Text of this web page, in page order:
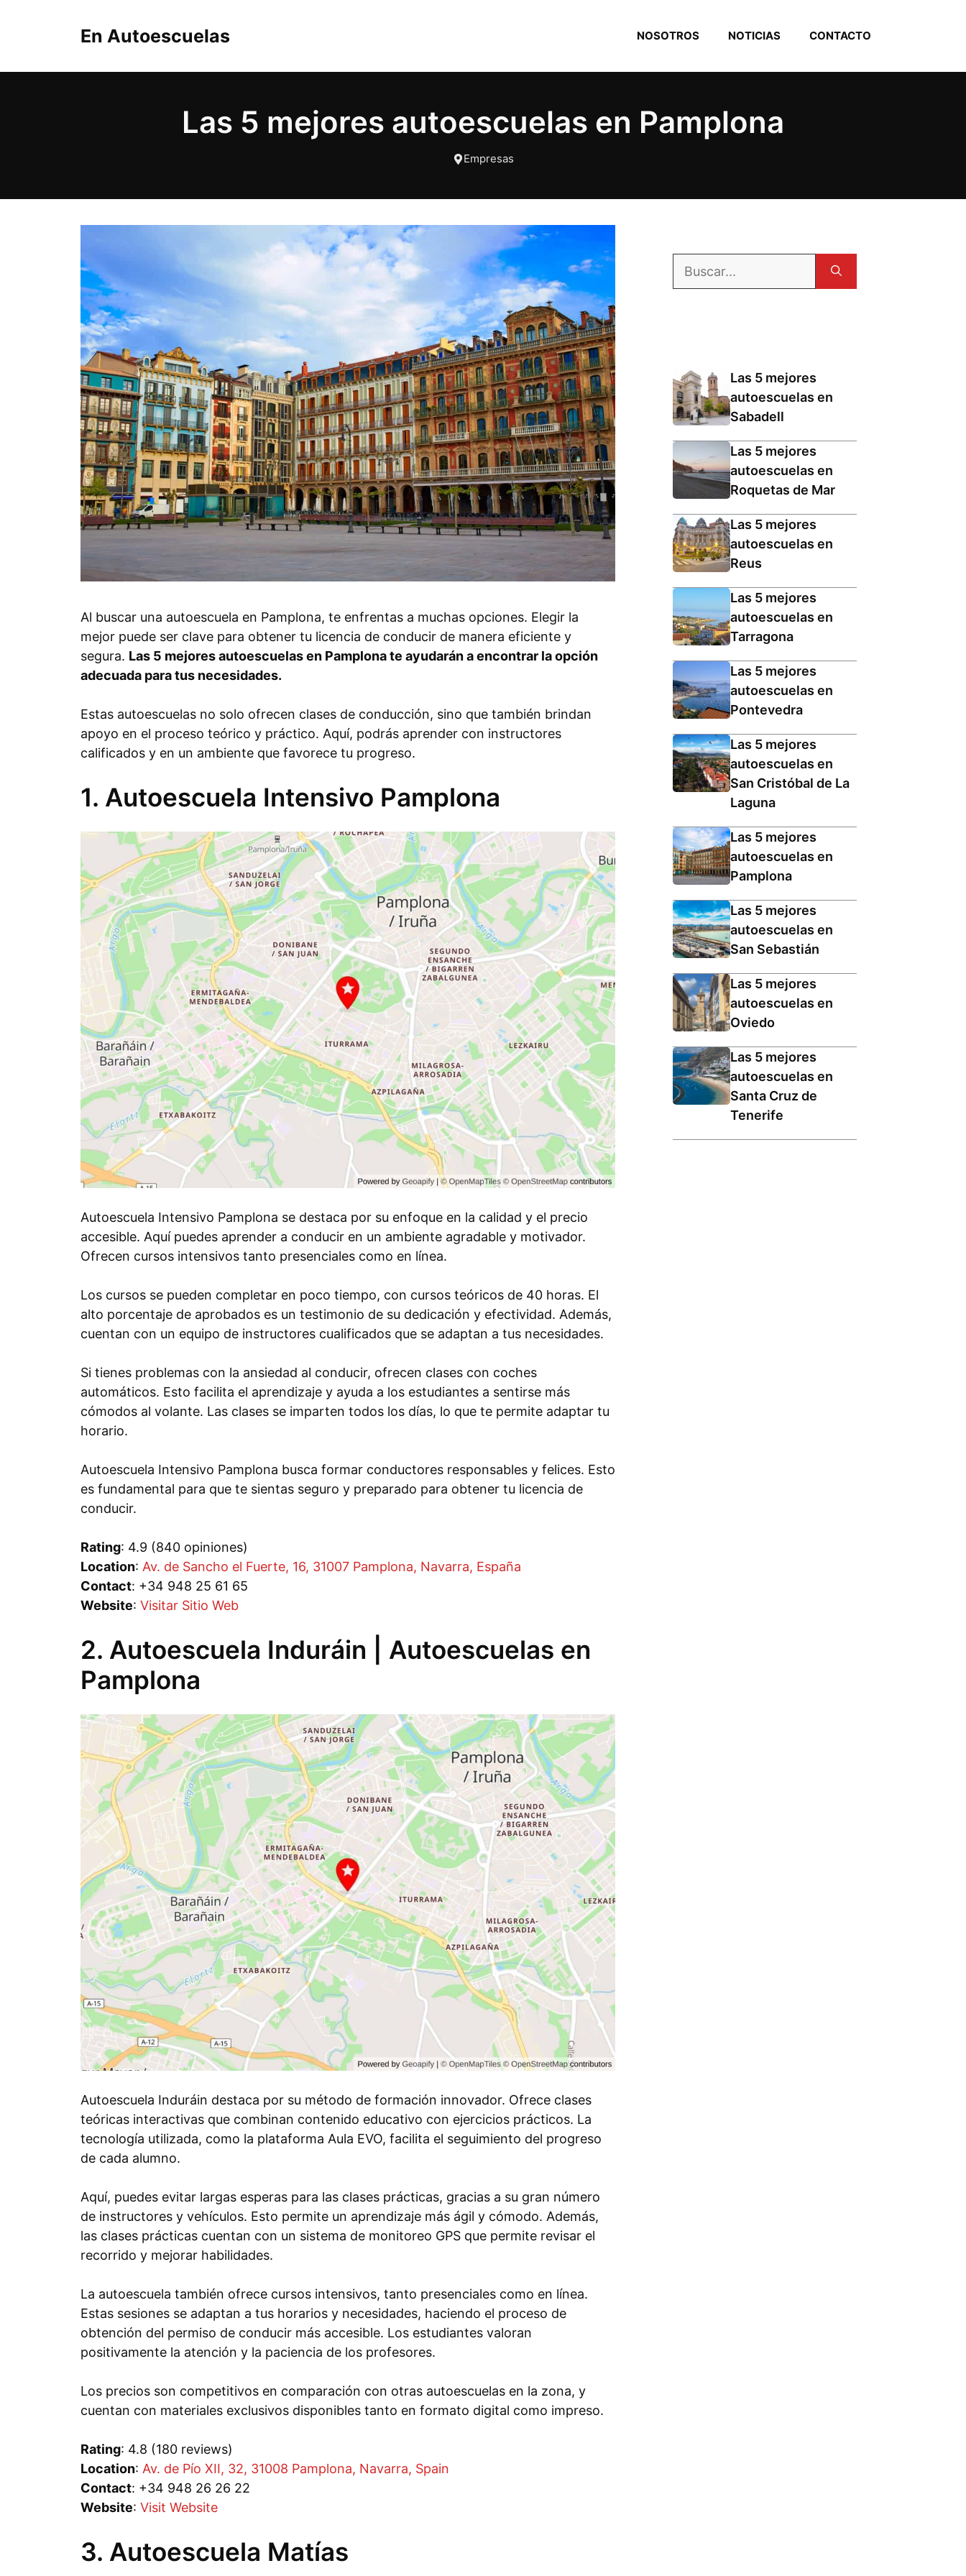
En Autoescuelas NOSOTROS NOTICIAS CONTACTO
Las 5 mejores autoescuelas en Pamplona
Empresas
Al buscar una autoescuela en Pamplona, te enfrentas a muchas opciones. Elegir la
mejor puede ser clave para obtener tu licencia de conducir de manera eficiente y
segura. Las 5 mejores autoescuelas en Pamplona te ayudarán a encontrar la opción
adecuada para tus necesidades.
Estas autoescuelas no solo ofrecen clases de conducción, sino que también brindan
apoyo en el proceso teórico y práctico. Aquí, podrás aprender con instructores
calificados y en un ambiente que favorece tu progreso.
1. Autoescuela Intensivo Pamplona
Autoescuela Intensivo Pamplona se destaca por su enfoque en la calidad y el precio
accesible. Aquí puedes aprender a conducir en un ambiente agradable y motivador.
Ofrecen cursos intensivos tanto presenciales como en línea.
Los cursos se pueden completar en poco tiempo, con cursos teóricos de 40 horas. El
alto porcentaje de aprobados es un testimonio de su dedicación y efectividad. Además,
cuentan con un equipo de instructores cualificados que se adaptan a tus necesidades.
Si tienes problemas con la ansiedad al conducir, ofrecen clases con coches
automáticos. Esto facilita el aprendizaje y ayuda a los estudiantes a sentirse más
cómodos al volante. Las clases se imparten todos los días, lo que te permite adaptar tu
horario.
Autoescuela Intensivo Pamplona busca formar conductores responsables y felices. Esto
es fundamental para que te sientas seguro y preparado para obtener tu licencia de
conducir.
Rating: 4.9 (840 opiniones)
Location: Av. de Sancho el Fuerte, 16, 31007 Pamplona, Navarra, España
Contact: +34 948 25 61 65
Website: Visitar Sitio Web
2. Autoescuela Induráin | Autoescuelas en
Pamplona
Autoescuela Induráin destaca por su método de formación innovador. Ofrece clases
teóricas interactivas que combinan contenido educativo con ejercicios prácticos. La
tecnología utilizada, como la plataforma Aula EVO, facilita el seguimiento del progreso
de cada alumno.
Aquí, puedes evitar largas esperas para las clases prácticas, gracias a su gran número
de instructores y vehículos. Esto permite un aprendizaje más ágil y cómodo. Además,
las clases prácticas cuentan con un sistema de monitoreo GPS que permite revisar el
recorrido y mejorar habilidades.
La autoescuela también ofrece cursos intensivos, tanto presenciales como en línea.
Estas sesiones se adaptan a tus horarios y necesidades, haciendo el proceso de
obtención del permiso de conducir más accesible. Los estudiantes valoran
positivamente la atención y la paciencia de los profesores.
Los precios son competitivos en comparación con otras autoescuelas en la zona, y
cuentan con materiales exclusivos disponibles tanto en formato digital como impreso.
Rating: 4.8 (180 reviews)
Location: Av. de Pío XII, 32, 31008 Pamplona, Navarra, Spain
Contact: +34 948 26 26 22
Website: Visit Website
3. Autoescuela Matías
Las 5 mejores
autoescuelas en
Sabadell
Las 5 mejores
autoescuelas en
Roquetas de Mar
Las 5 mejores
autoescuelas en
Reus
Las 5 mejores
autoescuelas en
Tarragona
Las 5 mejores
autoescuelas en
Pontevedra
Las 5 mejores
autoescuelas en
San Cristóbal de La
Laguna
Las 5 mejores
autoescuelas en
Pamplona
Las 5 mejores
autoescuelas en
San Sebastián
Las 5 mejores
autoescuelas en
Oviedo
Las 5 mejores
autoescuelas en
Santa Cruz de
Tenerife